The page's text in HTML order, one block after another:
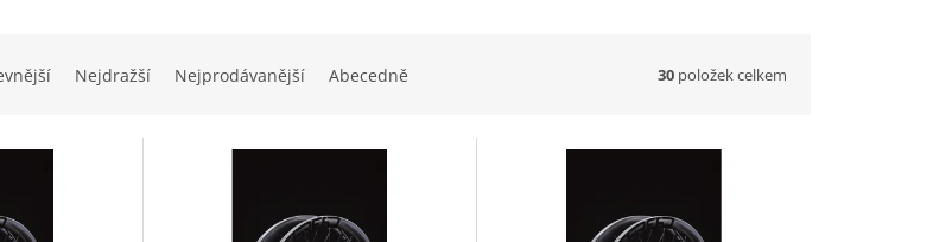
Nejdražší Nejprodávanější Abecedně 30 položek celkem